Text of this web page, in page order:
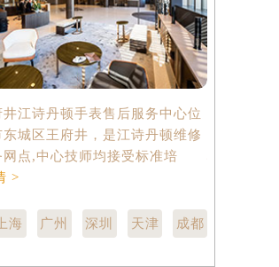
江诗丹顿手表售后服务中心位
城区王府井，是江诗丹顿维修
网点,中心技师均接受标准培
>
上海 广州 深圳 天津 成都